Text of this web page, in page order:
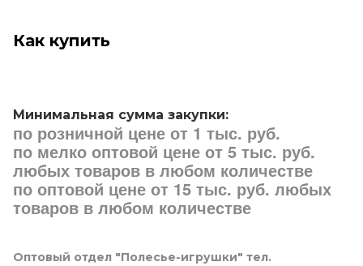
Как купить
Минимальная сумма закупки:
по розничной цене от 1 тыс. руб.
по мелко оптовой цене от 5 тыс. руб.
любых товаров в любом количестве
по оптовой цене от 15 тыс. руб. любых
товаров в любом количестве
Оптовый отдел "Полесье-игрушки" тел.